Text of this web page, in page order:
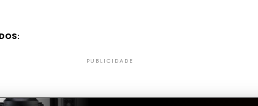
PUBLICIDADE